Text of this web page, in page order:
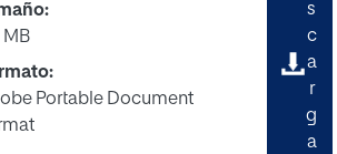
MB
Portable Document
s
c
a
r
g
a